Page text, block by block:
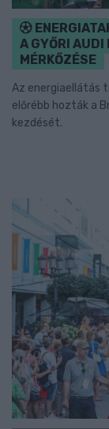
A GYŐRI AUDI
MÉRKŐZÉSE
Az energiaellátás
előrébb hozták a
kezdését.